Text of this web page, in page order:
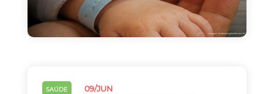
SAÚDE 09/JUN